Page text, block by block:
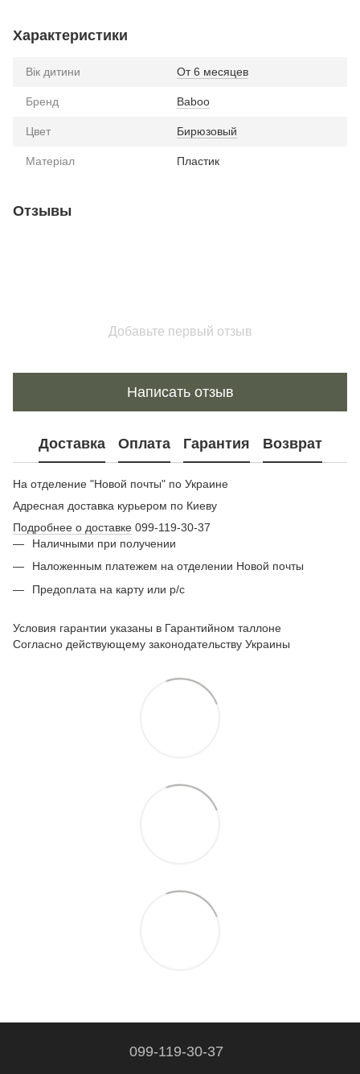
Характеристики
Вік дитини От 6 месяцев
Бренд Baboo
Цвет Бирюзовый
Матеріал Пластик
Отзывы
Добавьте первый отзыв
Написать отзыв
Доставка Оплата Гарантия Возврат
На отделение "Новой почты" по Украине
Адресная доставка курьером по Киеву
Подробнее о доставке 099-119-30-37
Наличными при получении
Наложенным платежем на отделении Новой почты
Предоплата на карту или р/с
Условия гарантии указаны в Гарантийном таллоне
Согласно действующему законодательству Украины
099-119-30-37